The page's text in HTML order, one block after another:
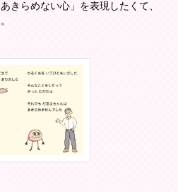
きらめない心」を表現したくて、